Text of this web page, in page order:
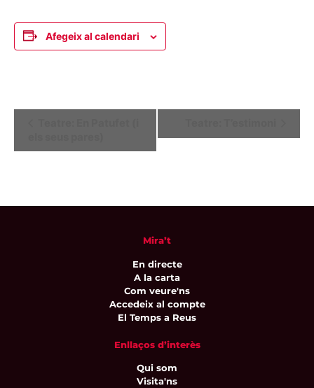
Afegeix al calendari
d'Esdeveniment
Mira’t
En directe
A la carta
Com veure'ns
Accedeix al compte
El Temps a Reus
Enllaços d’interès
Qui som
Visita'ns